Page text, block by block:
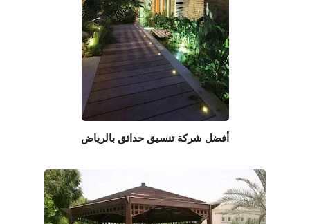
أفضل شركة تنسيق حدائق بالرياض